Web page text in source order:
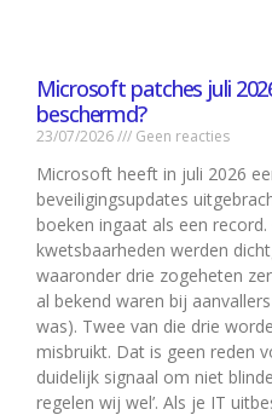
Microsoft patches juli
beschermd?
23/07/2026 Geen reacties
Microsoft heeft in juli 2026
beveiligingsupdates
boeken ingaat als een record.
kwetsbaarheden werden
waaronder drie zogeheten
al bekend waren bij
was). Twee van die drie
misbruikt. Dat is geen reden
duidelijk signaal om niet
regelen wij wel’. Als je IT